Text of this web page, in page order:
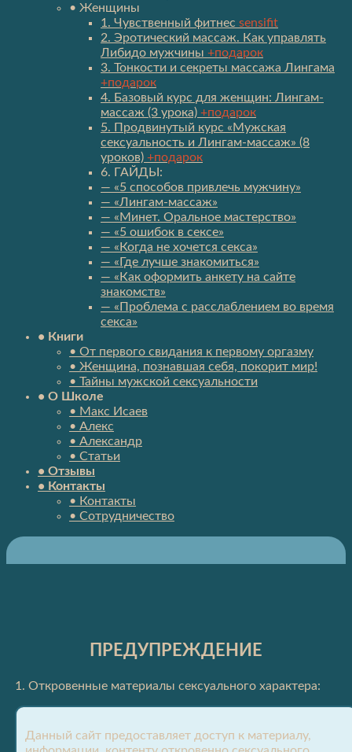
• Женщины
1. Чувственный фитнес sensifit
2. Эротический массаж. Как управлять
Либидо мужчины +подарок
3. Тонкости и секреты массажа Лингама
+подарок
4. Базовый курс для женщин: Лингам-
массаж (3 урока) +подарок
5. Продвинутый курс «Мужская
сексуальность и Лингам-массаж» (8
уроков) +подарок
6. ГАЙДЫ:
— «5 способов привлечь мужчину»
— «Лингам-массаж»
— «Минет. Оральное мастерство»
— «5 ошибок в сексе»
— «Когда не хочется секса»
— «Где лучше знакомиться»
— «Как оформить анкету на сайте
знакомств»
— «Проблема с расслаблением во время
секса»
• Книги
• От первого свидания к первому оргазму
• Женщина, познавшая себя, покорит мир!
• Тайны мужской сексуальности
• О Школе
• Макс Исаев
• Алекс
• Александр
• Статьи
• Отзывы
• Контакты
• Контакты
• Сотрудничество
ПРЕДУПРЕЖДЕНИЕ
1. Откровенные материалы сексуального характера:
Данный сайт предоставляет доступ к материалу,